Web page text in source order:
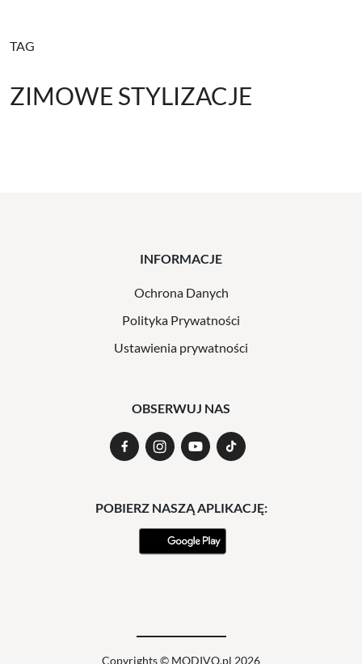
TAG
ZIMOWE STYLIZACJE
INFORMACJE
Ochrona Danych
Polityka Prywatności
Ustawienia prywatności
OBSERWUJ NAS
POBIERZ NASZĄ APLIKACJĘ:
Copyrights © MODIVO.pl 2026